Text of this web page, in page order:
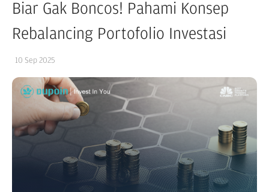
Biar Gak Boncos! Pahami Konsep
Rebalancing Portofolio Investasi
10 Sep 2025